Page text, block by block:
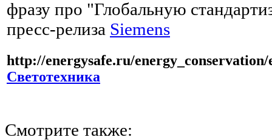
фразу про "Глобальную
пресс-релиза Siemens
http://energysafe.ru/energy_conservation/
Светотехника
Смотрите также: